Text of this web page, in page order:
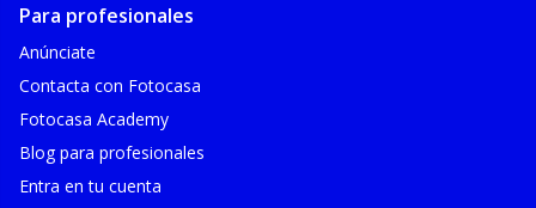
Para profesionales
Anúnciate
Contacta con Fotocasa
Fotocasa Academy
Blog para profesionales
Entra en tu cuenta